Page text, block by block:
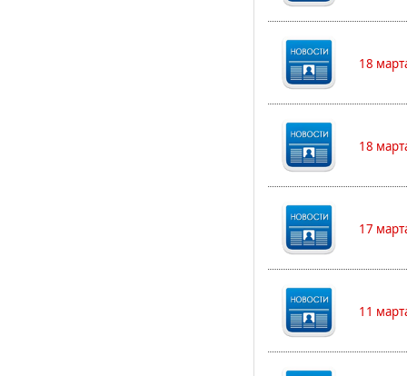
18
18
17
11